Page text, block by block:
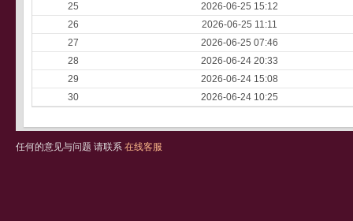
25
2026-06-25 15:12
26
2026-06-25 11:11
27
2026-06-25 07:46
28
2026-06-24 20:33
29
2026-06-24 15:08
30
2026-06-24 10:25
任何的意见与问题 请联系 在线客服